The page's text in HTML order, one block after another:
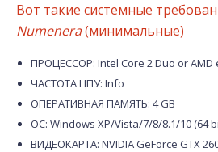
Вот такие системные
Numenera(минимальные)
ПРОЦЕССОР: Intel Core 2 Duo or AMD
ЧАСТОТА ЦПУ: Info
ОПЕРАТИВНАЯ ПАМЯТЬ: 4 GB
ОС: Windows XP/Vista/7/8/8.1/10 (64
ВИДЕОКАРТА: NVIDIA GeForce GTX